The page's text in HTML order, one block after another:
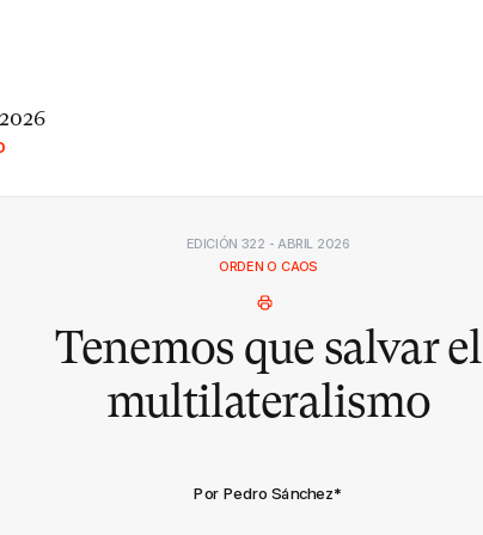
EDICIÓN 322 - ABRIL 2026
ORDEN O CAOS
Tenemos que salvar el
multilateralismo
Por Pedro Sánchez*